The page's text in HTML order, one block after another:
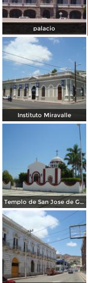
palacio
Instituto Miravalle
Templo de San Jose de Guaymas